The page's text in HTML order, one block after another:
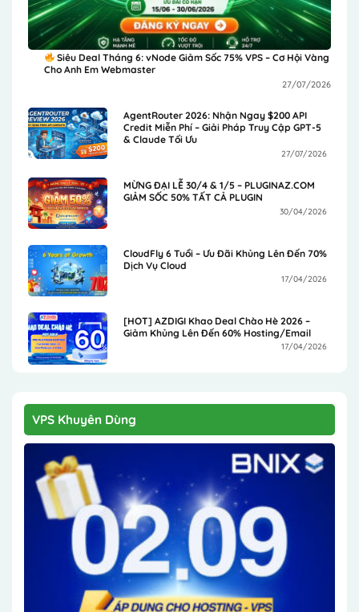
Siêu Deal Tháng 6: vNode Giảm Sốc 75% VPS – Cơ Hội Vàng
Cho Anh Em Webmaster
27/07/2026
AgentRouter 2026: Nhận Ngay $200 API
Credit Miễn Phí – Giải Pháp Truy Cập GPT-5
& Claude Tối Ưu
27/07/2026
MỪNG ĐẠI LỄ 30/4 & 1/5 – PLUGINAZ.COM
GIẢM SỐC 50% TẤT CẢ PLUGIN
30/04/2026
CloudFly 6 Tuổi – Ưu Đãi Khủng Lên Đến 70%
Dịch Vụ Cloud
17/04/2026
[HOT] AZDIGI Khao Deal Chào Hè 2026 –
Giảm Khủng Lên Đến 60% Hosting/Email
17/04/2026
VPS Khuyên Dùng